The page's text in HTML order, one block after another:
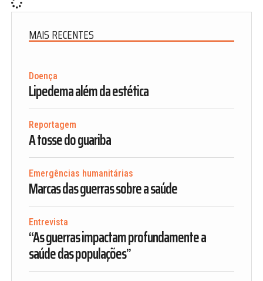
MAIS RECENTES
Doença
Lipedema além da estética
Reportagem
A tosse do guariba
Emergências humanitárias
Marcas das guerras sobre a saúde
Entrevista
“As guerras impactam profundamente a
saúde das populações”